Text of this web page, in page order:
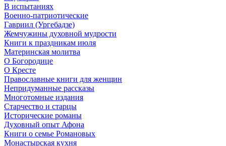
В испытаниях
Военно-патриотические
Гавриил (Ургебадзе)
Жемчужины духовной мудрости
Книги к праздникам июля
Материнская молитва
О Богородице
О Кресте
Православные книги для женщин
Непридуманные рассказы
Многотомные издания
Старчество и старцы
Исторические романы
Духовный опыт Афона
Книги о семье Романовых
Монастырская кухня